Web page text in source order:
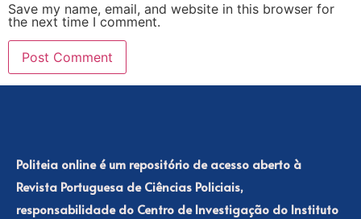
Save my name, email, and website in this browser for
the next time I comment.
Politeia online é um repositório de acesso aberto à
Revista Portuguesa de Ciências Policiais,
responsabilidade do Centro de Investigação do Instituto